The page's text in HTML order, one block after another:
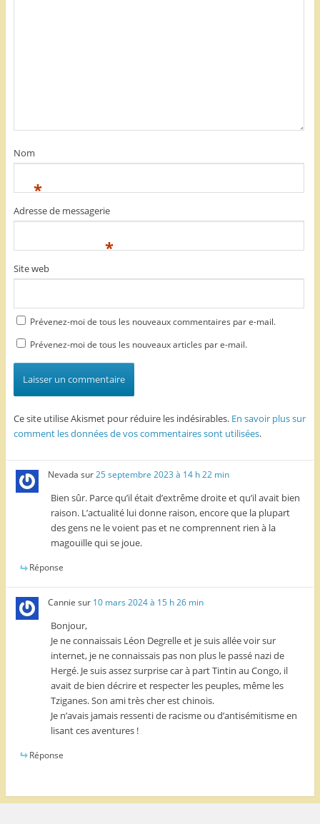
Nom
*
Adresse de messagerie
*
Site web
Prévenez-moi de tous les nouveaux commentaires par e-mail.
Prévenez-moi de tous les nouveaux articles par e-mail.
Ce site utilise Akismet pour réduire les indésirables. En savoir plus sur
comment les données de vos commentaires sont utilisées.
Nevada sur25 septembre 2023 à 14 h 22 min
Bien sûr. Parce qu’il était d’extrême droite et qu’il avait bien
raison. L’actualité lui donne raison, encore que la plupart
des gens ne le voient pas et ne comprennent rien à la
magouille qui se joue.
Réponse
Cannie sur 10 mars 2024 à 15 h 26 min
Bonjour,
Je ne connaissais Léon Degrelle et je suis allée voir sur
internet, je ne connaissais pas non plus le passé nazi de
Hergé. Je suis assez surprise car à part Tintin au Congo, il
avait de bien décrire et respecter les peuples, même les
Tziganes. Son ami très cher est chinois.
Je n’avais jamais ressenti de racisme ou d’antisémitisme en
lisant ces aventures !
Réponse